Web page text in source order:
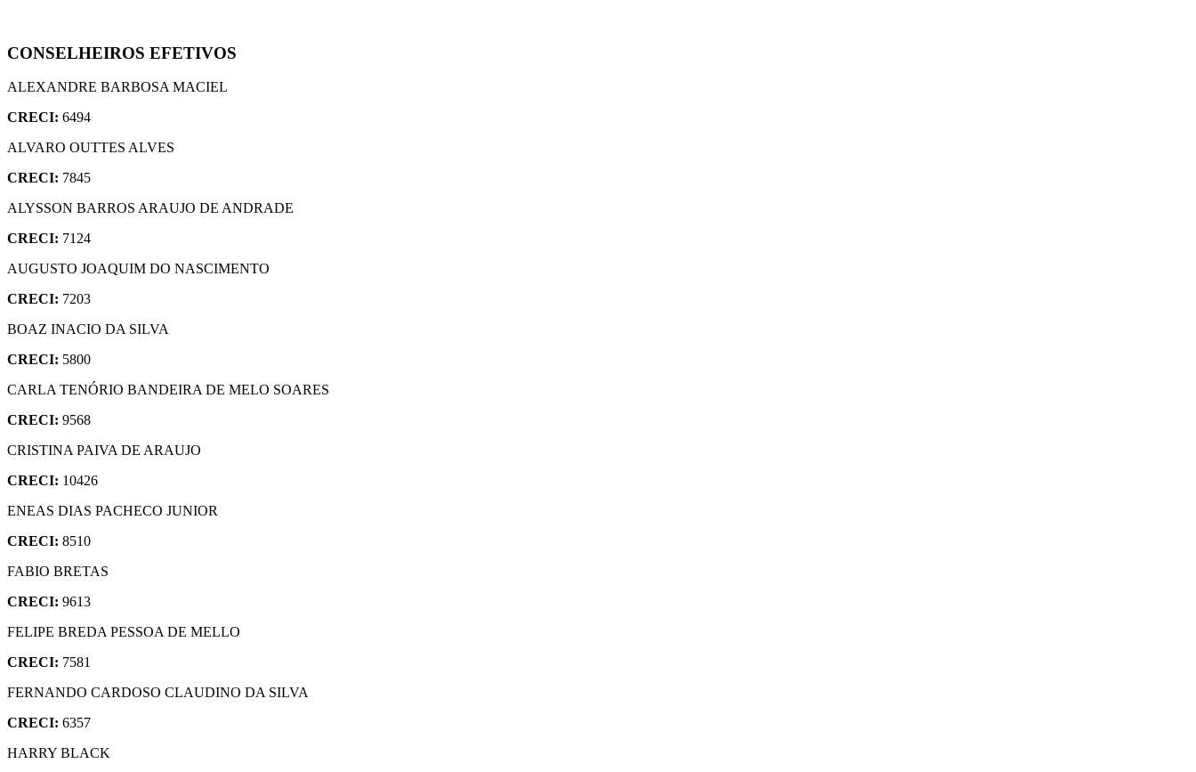
CONSELHEIROS EFETIVOS
ALEXANDRE BARBOSA MACIEL
CRECI: 6494
ALVARO OUTTES ALVES
CRECI: 7845
ALYSSON BARROS ARAUJO DE ANDRADE
CRECI: 7124
AUGUSTO JOAQUIM DO NASCIMENTO
CRECI: 7203
BOAZ INACIO DA SILVA
CRECI: 5800
CARLA TENÓRIO BANDEIRA DE MELO SOARES
CRECI: 9568
CRISTINA PAIVA DE ARAUJO
CRECI: 10426
ENEAS DIAS PACHECO JUNIOR
CRECI: 8510
FABIO BRETAS
CRECI: 9613
FELIPE BREDA PESSOA DE MELLO
CRECI: 7581
FERNANDO CARDOSO CLAUDINO DA SILVA
CRECI: 6357
HARRY BLACK